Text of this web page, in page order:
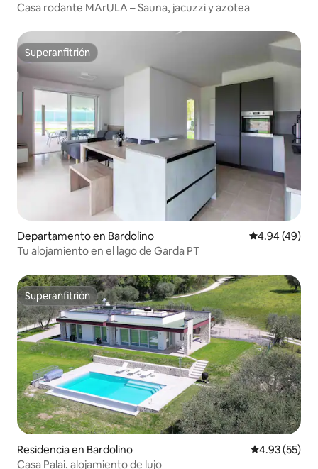
Casa rodante MArULA – Sauna, jacuzzi y azotea
Superanfitrión
Superanfitrión
Departamento en Bardolino Calificación
4.94 (49)
Tu alojamiento en el lago de Garda PT
Superanfitrión
Superanfitrión
Residencia en Bardolino Calificación
4.93 (55)
Casa Palai, alojamiento de lujo